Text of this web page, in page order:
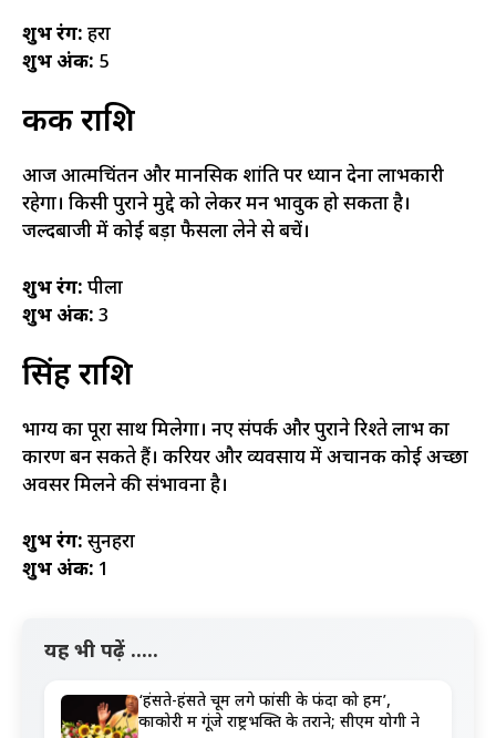
शुभ रंग: हरा
शुभ अंक: 5
कर्क राशि
आज आत्मचिंतन और मानसिक शांति पर ध्यान देना लाभकारी
रहेगा। किसी पुराने मुद्दे को लेकर मन भावुक हो सकता है।
जल्दबाजी में कोई बड़ा फैसला लेने से बचें।
शुभ रंग: पीला
शुभ अंक: 3
सिंह राशि
भाग्य का पूरा साथ मिलेगा। नए संपर्क और पुराने रिश्ते लाभ का
कारण बन सकते हैं। करियर और व्यवसाय में अचानक कोई अच्छा
अवसर मिलने की संभावना है।
शुभ रंग: सुनहरा
शुभ अंक: 1
यह भी पढ़ें .....
‘हंसते-हंसते चूम लेंगे फांसी के फंदों को हम’,
काकोरी में गूंजे राष्ट्रभक्ति के तराने; सीएम योगी ने